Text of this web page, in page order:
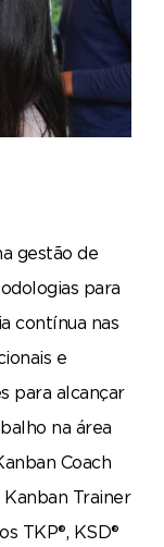
gestão de
para
contínua nas
e
para alcançar
na área
Coach
Trainer
TKP®, KSD®